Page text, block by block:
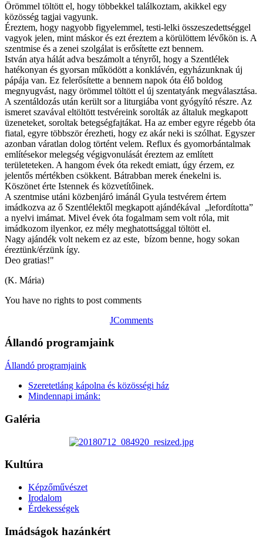
Örömmel töltött el, hogy többekkel találkoztam, akikkel egy
közösség tagjai vagyunk.
Éreztem, hogy nagyobb figyelemmel, testi-lelki összeszedettséggel
vagyok jelen, mint máskor és ezt éreztem a körülöttem lévőkön is. A
szentmise és a zenei szolgálat is erősítette ezt bennem.
István atya hálát adva beszámolt a tényről, hogy a Szentlélek
hatékonyan és gyorsan működött a konklávén, egyházunknak új
pápája van. Ez felerősítette a bennem napok óta élő boldog
megnyugvást, nagy örömmel töltött el új szentatyánk megválasztása.
A szentáldozás után került sor a liturgiába vont gyógyító részre. Az
ismeret szavával eltöltött testvéreink sorolták az általuk megkapott
üzeneteket, soroltak betegségfajtákat. Ha az ember egyre régebb óta
fiatal, egyre többször érezheti, hogy ez akár neki is szólhat. Egyszer
azonban váratlan dolog történt velem. Reflux és gyomorbántalmak
említésekor melegség végigvonulását éreztem az említett
területeteken. A hangom évek óta rekedt emiatt, úgy érzem, ez
jelentős mértékben csökkent. Bátrabban merek énekelni is.
Köszönet érte Istennek és közvetítőinek.
A szentmise utáni közbenjáró imánál Gyula testvérem értem
imádkozva az ő Szentlélektől megkapott ajándékával „lefordította”
a nyelvi imámat. Mivel évek óta fogalmam sem volt róla, mit
imádkozom ilyenkor, ez mély meghatottsággal töltött el.
Nagy ajándék volt nekem ez az este, bízom benne, hogy sokan
éreztünk/érzünk így.
Deo gratias!"
(K. Mária)
You have no rights to post comments
JComments
Állandó programjaink
Állandó programjaink
Szeretetláng kápolna és közösségi ház
Mindennapi imánk:
Galéria
Kultúra
Képzőművészet
Irodalom
Érdekességek
Imádságok hazánkért